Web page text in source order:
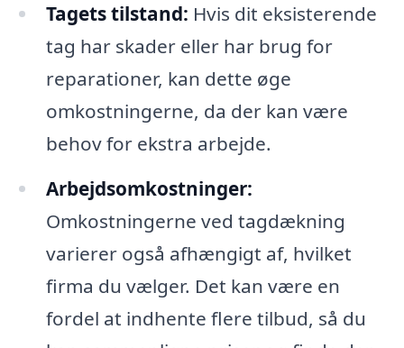
Tagets tilstand: Hvis dit eksisterende
tag har skader eller har brug for
reparationer, kan dette øge
omkostningerne, da der kan være
behov for ekstra arbejde.
Arbejdsomkostninger:
Omkostningerne ved tagdækning
varierer også afhængigt af, hvilket
firma du vælger. Det kan være en
fordel at indhente flere tilbud, så du